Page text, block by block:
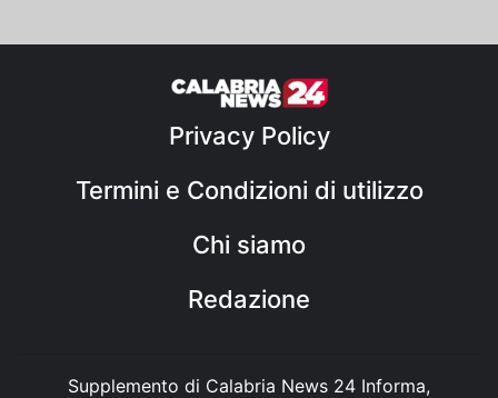
Privacy Policy
Termini e Condizioni di utilizzo
Chi siamo
Redazione
Supplemento di Calabria News 24 Informa,